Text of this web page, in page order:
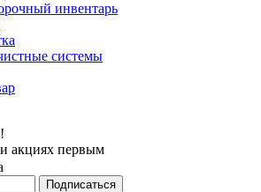
инвентарь
системы
акциях первым